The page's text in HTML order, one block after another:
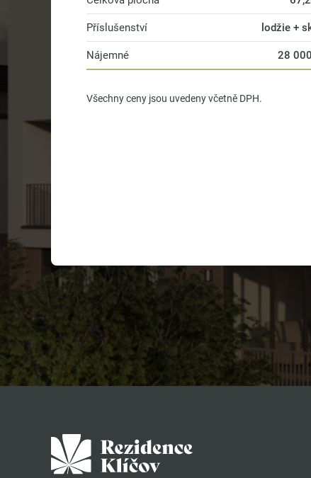
Příslušenství lodžie +
Nájemné 28
Všechny ceny jsou uvedeny včetně DPH.